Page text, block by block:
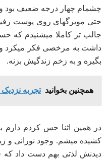
چشمام چهار درجه ضعیف بود و
حتی مویرگهای روی پوست
جالب تر کاملا میشنیدم که
داشت به مرخصی فکر میکرد و
بگیره و به زخم زندگیش بزنه.
همچنین بخوانید تجربه
در همین اثنا حس کردم دارم
کشیده میشم. وجود نورانی و
دیدنش لذتی بهم دست داد که